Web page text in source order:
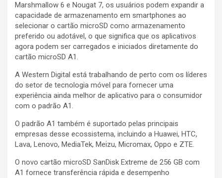
Marshmallow 6 e Nougat 7, os usuários podem expandir a
capacidade de armazenamento em smartphones ao
selecionar o cartão microSD como armazenamento
preferido ou adotável, o que significa que os aplicativos
agora podem ser carregados e iniciados diretamente do
cartão microSD A1.
A Western Digital está trabalhando de perto com os líderes
do setor de tecnologia móvel para fornecer uma
experiência ainda melhor de aplicativo para o consumidor
com o padrão A1.
O padrão A1 também é suportado pelas principais
empresas desse ecossistema, incluindo a Huawei, HTC,
Lava, Lenovo, MediaTek, Meizu, Micromax, Oppo e ZTE.
O novo cartão microSD SanDisk Extreme de 256 GB com
A1 fornece transferência rápida e desempenho